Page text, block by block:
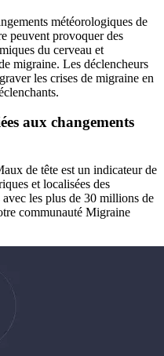
météorologiques de
peuvent provoquer des
du cerveau et
migraine. Les déclencheurs
les crises de migraine en
aux changements
de tête est un indicateur de
et localisées des
les plus de 30 millions de
communauté Migraine